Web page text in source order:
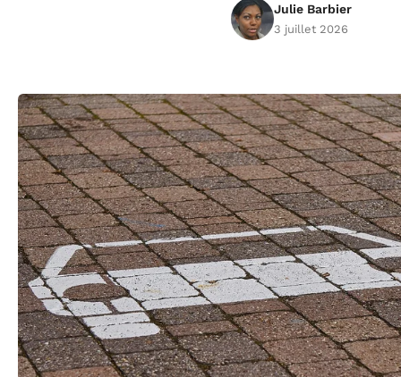
Julie Barbier
3 juillet 2026